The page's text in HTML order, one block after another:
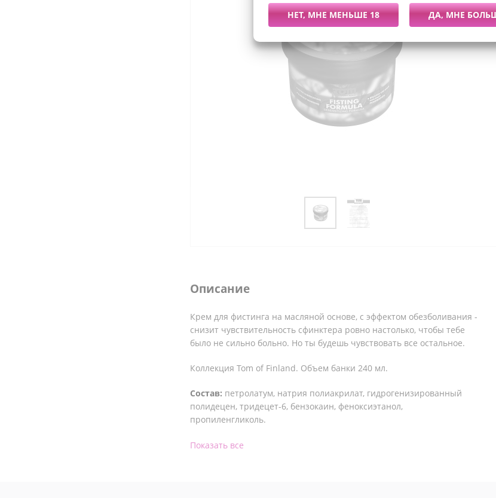
Описание
Крем для фистинга на масляной основе, с эффектом обезболивания -
снизит чувствительность сфинктера ровно настолько, чтобы тебе
было не сильно больно. Но ты будешь чувствовать все остальное.
Коллекция Tom of Finland. Объем банки 240 мл.
Состав: петролатум, натрия полиакрилат, гидрогенизированный
полидецен, тридецет-6, бензокаин, феноксиэтанол,
пропиленгликоль.
* Производитель имеет право менять дизайн упаковки от партии к
Показать все